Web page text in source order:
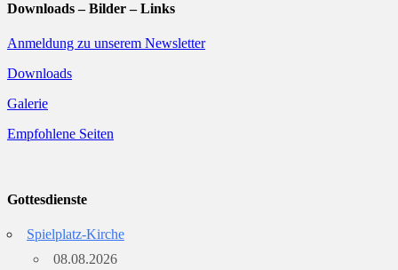
Downloads – Bilder – Links
Anmeldung zu unserem Newsletter
Downloads
Galerie
Empfohlene Seiten
Gottesdienste
Spielplatz-Kirche
08.08.2026